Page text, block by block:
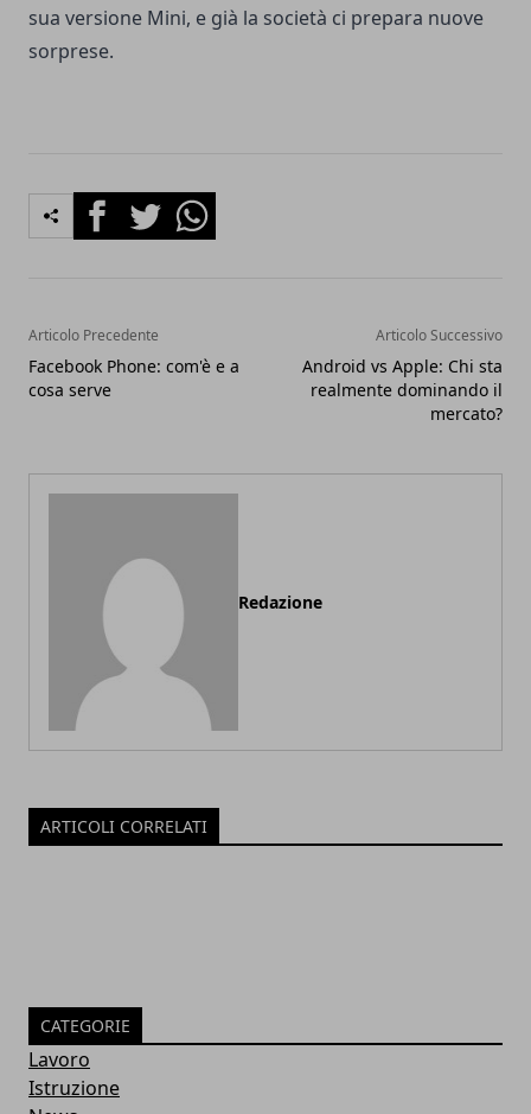
sua versione Mini, e già la società ci prepara nuove
sorprese.
FacebookTwitterWhatsapp
Articolo Precedente
Facebook Phone: com'è e a
cosa serve
Articolo Successivo
Android vs Apple: Chi sta
realmente dominando il
mercato?
Redazione
ARTICOLI CORRELATI
CATEGORIE
Lavoro
Istruzione